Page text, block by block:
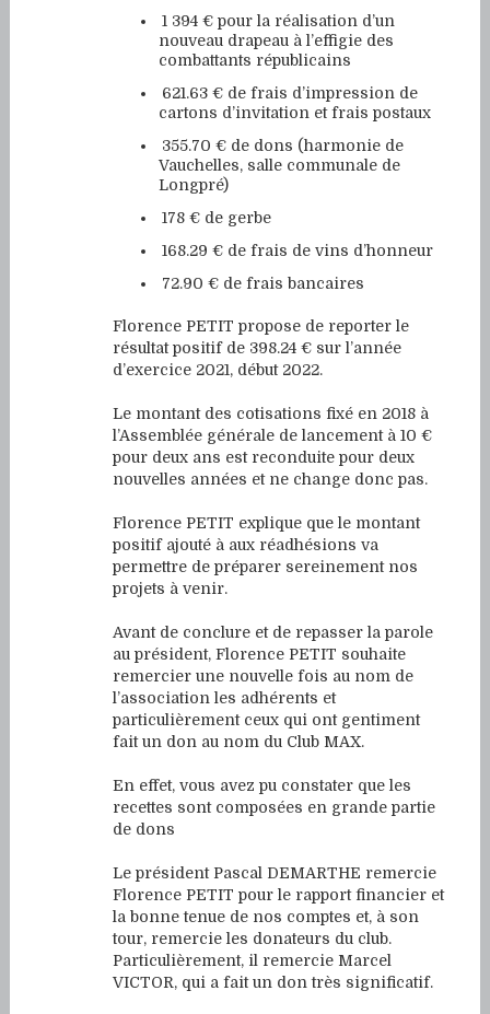
1 394 € pour la réalisation d’un
nouveau drapeau à l’effigie des
combattants républicains
621.63 € de frais d’impression de
cartons d’invitation et frais postaux
355.70 € de dons (harmonie de
Vauchelles, salle communale de
Longpré)
178 € de gerbe
168.29 € de frais de vins d’honneur
72.90 € de frais bancaires
Florence PETIT propose de reporter le
résultat positif de 398.24 € sur l’année
d’exercice 2021, début 2022.
Le montant des cotisations fixé en 2018 à
l’Assemblée générale de lancement à 10 €
pour deux ans est reconduite pour deux
nouvelles années et ne change donc pas.
Florence PETIT explique que le montant
positif ajouté à aux réadhésions va
permettre de préparer sereinement nos
projets à venir.
Avant de conclure et de repasser la parole
au président, Florence PETIT souhaite
remercier une nouvelle fois au nom de
l’association les adhérents et
particulièrement ceux qui ont gentiment
fait un don au nom du Club MAX.
En effet, vous avez pu constater que les
recettes sont composées en grande partie
de dons
Le président Pascal DEMARTHE remercie
Florence PETIT pour le rapport financier et
la bonne tenue de nos comptes et, à son
tour, remercie les donateurs du club.
Particulièrement, il remercie Marcel
VICTOR, qui a fait un don très significatif.